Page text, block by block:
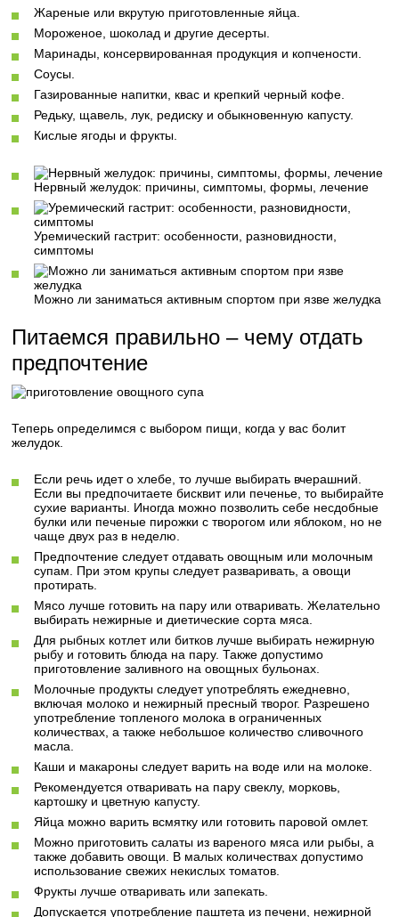
Жареные или вкрутую приготовленные яйца.
Мороженое, шоколад и другие десерты.
Маринады, консервированная продукция и копчености.
Соусы.
Газированные напитки, квас и крепкий черный кофе.
Редьку, щавель, лук, редиску и обыкновенную капусту.
Кислые ягоды и фрукты.
Нервный желудок: причины, симптомы, формы, лечение
Уремический гастрит: особенности, разновидности,
симптомы
Можно ли заниматься активным спортом при язве желудка
Питаемся правильно – чему отдать
предпочтение
Теперь определимся с выбором пищи, когда у вас болит
желудок.
Если речь идет о хлебе, то лучше выбирать вчерашний.
Если вы предпочитаете бисквит или печенье, то выбирайте
сухие варианты. Иногда можно позволить себе несдобные
булки или печеные пирожки с творогом или яблоком, но не
чаще двух раз в неделю.
Предпочтение следует отдавать овощным или молочным
супам. При этом крупы следует разваривать, а овощи
протирать.
Мясо лучше готовить на пару или отваривать. Желательно
выбирать нежирные и диетические сорта мяса.
Для рыбных котлет или битков лучше выбирать нежирную
рыбу и готовить блюда на пару. Также допустимо
приготовление заливного на овощных бульонах.
Молочные продукты следует употреблять ежедневно,
включая молоко и нежирный пресный творог. Разрешено
употребление топленого молока в ограниченных
количествах, а также небольшое количество сливочного
масла.
Каши и макароны следует варить на воде или на молоке.
Рекомендуется отваривать на пару свеклу, морковь,
картошку и цветную капусту.
Яйца можно варить всмятку или готовить паровой омлет.
Можно приготовить салаты из вареного мяса или рыбы, а
также добавить овощи. В малых количествах допустимо
использование свежих некислых томатов.
Фрукты лучше отваривать или запекать.
Допускается употребление паштета из печени, нежирной